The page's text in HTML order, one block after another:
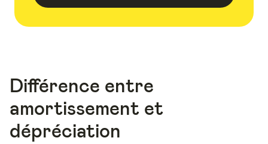
Différence entre
amortissement et
dépréciation